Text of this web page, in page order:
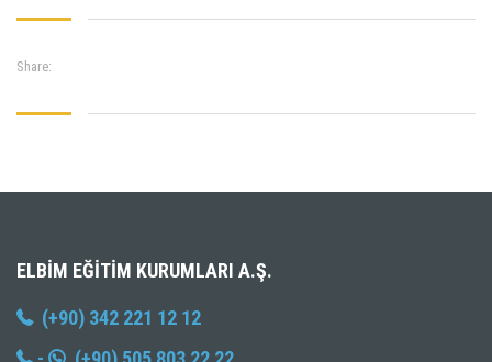
Share:
ELBIM EĞITIM KURUMLARI A.Ş.
(+90) 342 221 12 12